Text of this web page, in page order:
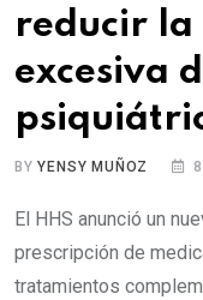
reducir la
excesiva
BYYENSY MUÑOZ
El HHS anunció un
prescripción de
tratamientos